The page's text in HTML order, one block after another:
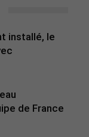
installé, le
de France